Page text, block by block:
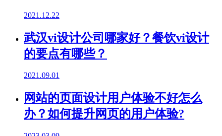
2021.12.22
武汉vi设计公司哪家好？餐饮vi设计
的要点有哪些？
2021.09.01
网站的页面设计用户体验不好怎么
办？如何提升网页的用户体验?